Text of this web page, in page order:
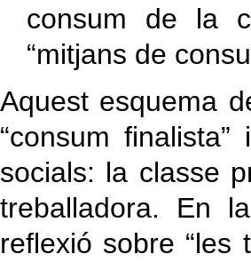
consum de la
“mitjans de
Aquest esquema
“consum
socials: la classe
treballadora. En
reflexió sobre “les